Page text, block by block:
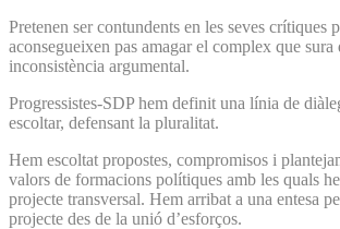
Pretenen ser contundents en les seves crítiques
aconsegueixen pas amagar el complex que sura
inconsistència argumental.
Progressistes-SDP hem definit una línia de
escoltar, defensant la pluralitat.
Hem escoltat propostes, compromisos i
valors de formacions polítiques amb les quals
projecte transversal. Hem arribat a una entesa
projecte des de la unió d’esforços.